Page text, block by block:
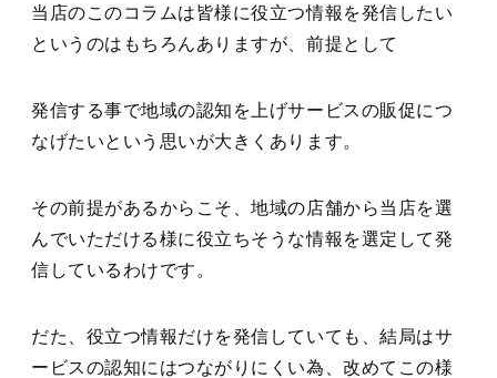
当店のこのコラムは皆様に役立つ情報を発信したい
というのはもちろんありますが、前提として
発信する事で地域の認知を上げサービスの販促につ
なげたいという思いが大きくあります。
その前提があるからこそ、地域の店舗から当店を選
んでいただける様に役立ちそうな情報を選定して発
信しているわけです。
だた、役立つ情報だけを発信していても、結局はサ
ービスの認知にはつながりにくい為、改めてこの様